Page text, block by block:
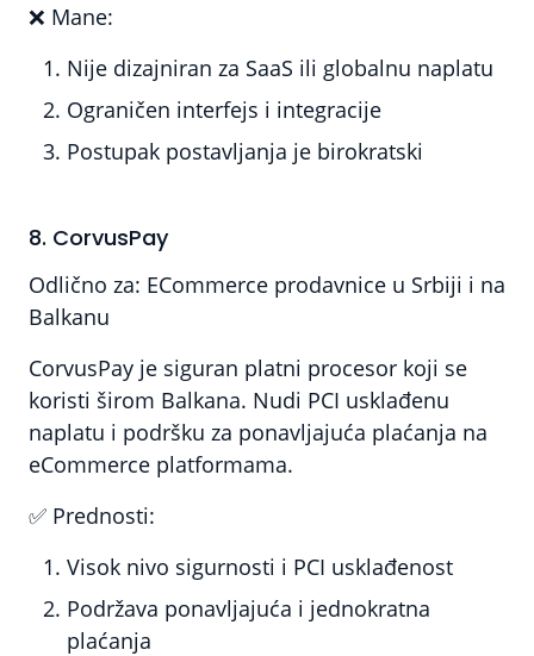
❌ Mane:
Nije dizajniran za SaaS ili globalnu naplatu
Ograničen interfejs i integracije
Postupak postavljanja je birokratski
8. CorvusPay
Odlično za: ECommerce prodavnice u Srbiji i na
Balkanu
CorvusPay je siguran platni procesor koji se
koristi širom Balkana. Nudi PCI usklađenu
naplatu i podršku za ponavljajuća plaćanja na
eCommerce platformama.
✅ Prednosti:
Visok nivo sigurnosti i PCI usklađenost
Podržava ponavljajuća i jednokratna
plaćanja